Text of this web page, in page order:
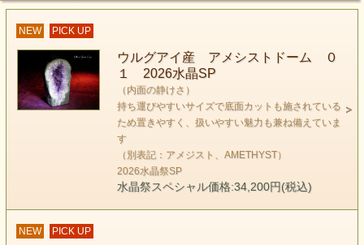
NEW PICK UP
ウルグアイ産 アメシストドーム ０
１ 2026水晶SP
（内面の静けさ）
持ち運びやすいサイズで底面カットも施されている
ため置きやすく、扱いやすい魅力も兼ね備えていま
す
（別表記：アメジスト、AMETHYST）
2026水晶祭SP
水晶祭スペシャル価格:34,200円(税込)
NEW PICK UP